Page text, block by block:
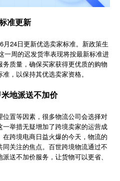
准更新
24日更新优选卖家标准。新政策生
一周的迟发货率表现将按最新标准进
质量，确保买家获得更优质的购物
，以保持其优选卖家资格。
地派送不加价
置等因素，很多物流公司会选择对
举措无疑增加了跨境卖家的运营成
跨境电商日益火爆的今天，物流的
关注的焦点。百世跨境物流通过不
送不加价服务，让货物可以更省、